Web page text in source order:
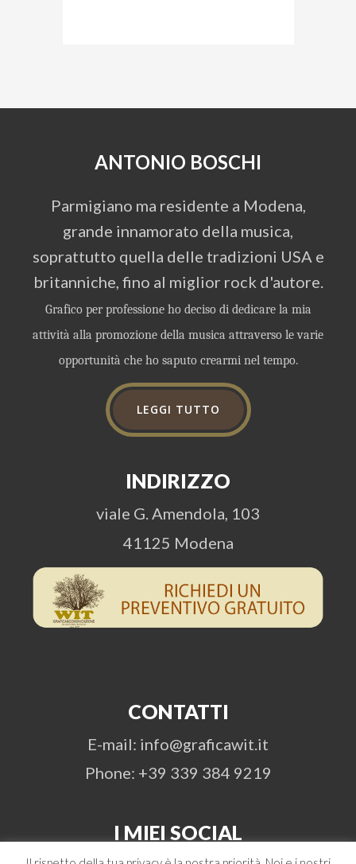
ANTONIO BOSCHI
Parmigiano ma residente a Modena,
grande innamorato della musica,
soprattutto quella delle tradizioni USA e
britanniche, fino al miglior rock d'autore.
Grafico per professione ho deciso di dedicare la mia
attività alla promozione della musica attraverso le varie
opportunità che ho saputo crearmi nel tempo.
LEGGI TUTTO
INDIRIZZO
viale G. Amendola, 103
41125 Modena
CONTATTI
E-mail: info@graficawit.it
Phone: +39 339 384 9219
I MIEI SOCIAL